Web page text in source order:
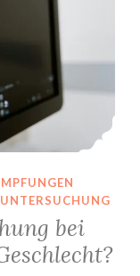
bei